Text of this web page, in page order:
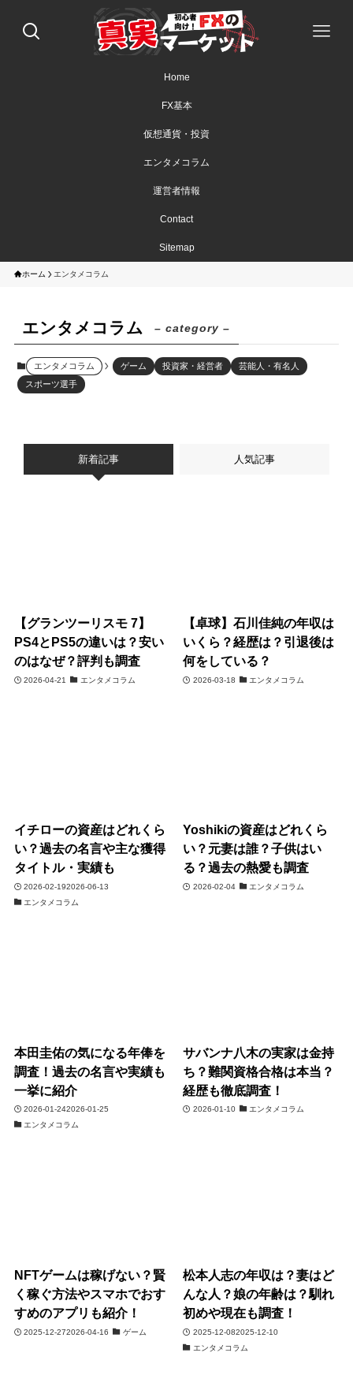
Home
FX基本
仮想通貨・投資
エンタメコラム
運営者情報
Contact
Sitemap
ホーム エンタメコラム
エンタメコラム – category –
エンタメコラム ゲーム 投資家・経営者
芸能人・有名人
スポーツ選手
新着記事 人気記事
【グランツーリスモ 7】
PS4とPS5の違いは？安い
のはなぜ？評判も調査
2026-04-21 エンタメコラム
【卓球】石川佳純の年収は
いくら？経歴は？引退後は
何をしている？
2026-03-18 エンタメコラム
イチローの資産はどれくら
い？過去の名言や主な獲得
タイトル・実績も
2026-02-192026-06-13
エンタメコラム
Yoshikiの資産はどれくら
い？元妻は誰？子供はい
る？過去の熱愛も調査
2026-02-04 エンタメコラム
本田圭佑の気になる年俸を
調査！過去の名言や実績も
一挙に紹介
2026-01-242026-01-25
エンタメコラム
サバンナ八木の実家は金持
ち？難関資格合格は本当？
経歴も徹底調査！
2026-01-10 エンタメコラム
NFTゲームは稼げない？賢
く稼ぐ方法やスマホでおす
すめのアプリも紹介！
2025-12-272026-04-16 ゲーム
松本人志の年収は？妻はど
んな人？娘の年齢は？馴れ
初めや現在も調査！
2025-12-082025-12-10
エンタメコラム